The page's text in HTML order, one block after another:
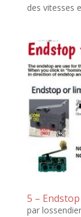
des vitesses
5 –
par